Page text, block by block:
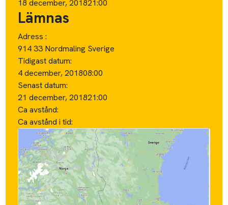
18 december, 201821:00
Lämnas
Adress :
914 33 Nordmaling Sverige
Tidigast datum:
4 december, 201808:00
Senast datum:
21 december, 201821:00
Ca avstånd:
Ca avstånd i tid: